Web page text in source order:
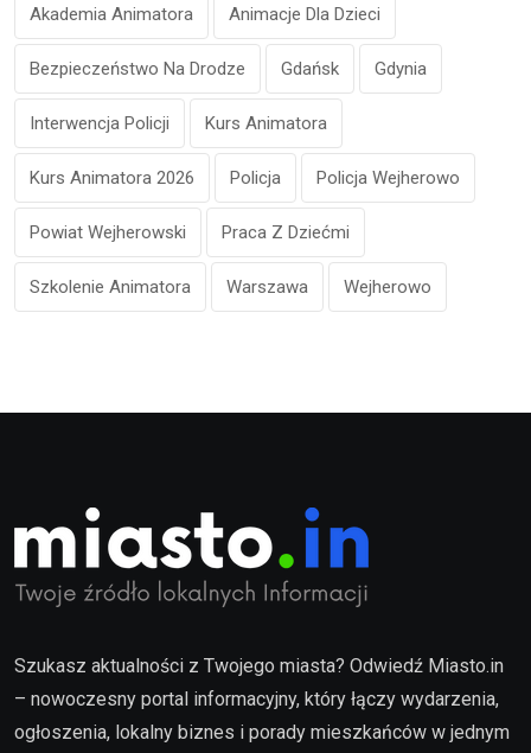
Akademia Animatora Animacje Dla Dzieci
Bezpieczeństwo Na Drodze Gdańsk Gdynia
Interwencja Policji Kurs Animatora
Kurs Animatora 2026 Policja Policja Wejherowo
Powiat Wejherowski Praca Z Dziećmi
Szkolenie Animatora Warszawa Wejherowo
Szukasz aktualności z Twojego miasta? Odwiedź Miasto.in
– nowoczesny portal informacyjny, który łączy wydarzenia,
ogłoszenia, lokalny biznes i porady mieszkańców w jednym